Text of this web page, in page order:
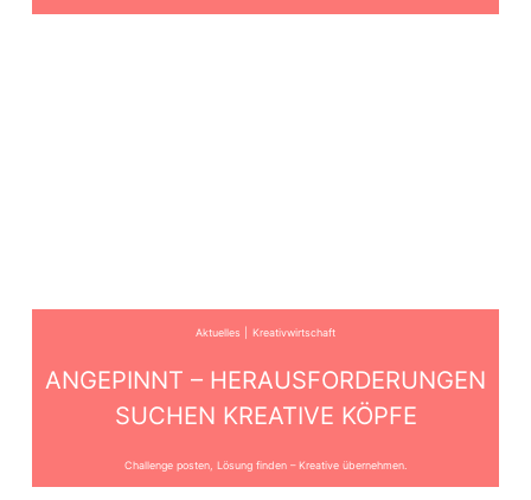
Aktuelles Kreativwirtschaft
ANGEPINNT – HERAUSFORDERUNGEN
SUCHEN KREATIVE KÖPFE
Challenge posten, Lösung finden – Kreative übernehmen.